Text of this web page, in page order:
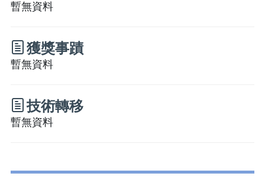
暫無資料
獲獎事蹟
暫無資料
技術轉移
暫無資料